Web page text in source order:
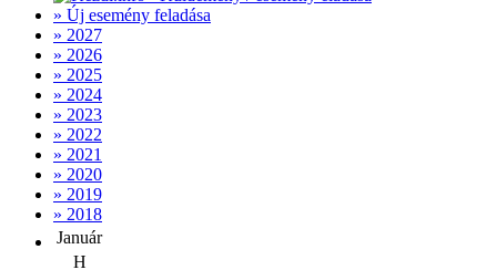
» Új esemény feladása
» 2027
» 2026
» 2025
» 2024
» 2023
» 2022
» 2021
» 2020
» 2019
» 2018
Január
H